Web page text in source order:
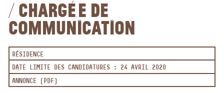
/ chargé.e de
communication
RÉSIDENCE
DATE LIMITE DES CANDIDATURES : 24 AVRIL 2020
ANNONCE (PDF)